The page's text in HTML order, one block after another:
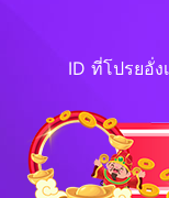
ID ที่โปรยอั่